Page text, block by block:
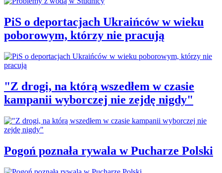
PiS o deportacjach Ukraińców w wieku
poborowym, którzy nie pracują
"Z drogi, na którą wszedłem w czasie
kampanii wyborczej nie zejdę nigdy"
Pogoń poznała rywala w Pucharze Polski